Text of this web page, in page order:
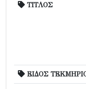
ΤΙΤΛΟΣ
ΕΙΔΟΣ